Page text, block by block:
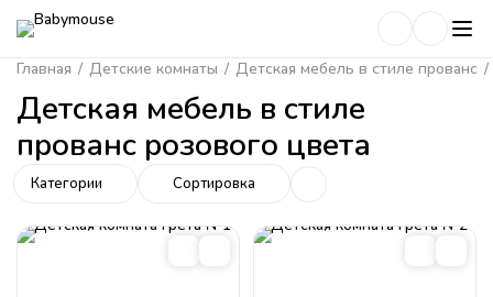
Главная / Детские комнаты / Детская мебель в стиле прованс /
Детская мебель в стиле
прованс розового цвета
Категории Сортировка